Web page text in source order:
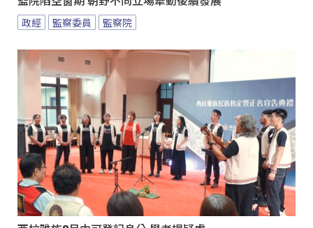
政經 監察委員 監察院